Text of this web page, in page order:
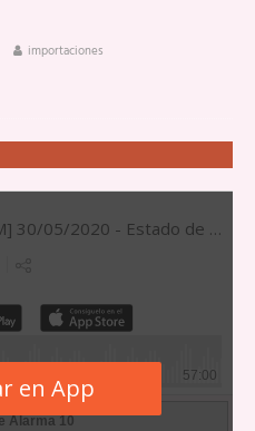
importaciones